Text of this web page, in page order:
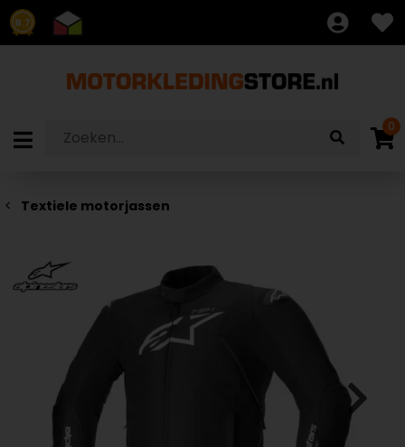
8.7
0
Textiele motorjassen